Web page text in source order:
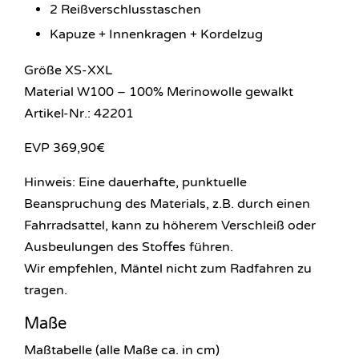
2 Reißverschlusstaschen
Kapuze + Innenkragen + Kordelzug
Größe XS-XXL
Material W100 – 100% Merinowolle gewalkt
Artikel-Nr.: 42201
EVP 369,90€
Hinweis: Eine dauerhafte, punktuelle
Beanspruchung des Materials, z.B. durch einen
Fahrradsattel, kann zu höherem Verschleiß oder
Ausbeulungen des Stoffes führen.
Wir empfehlen, Mäntel nicht zum Radfahren zu
tragen.
Maße
Maßtabelle (alle Maße ca. in cm)